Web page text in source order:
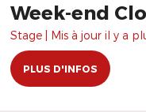
Week-end
Stage | Mis à jour il y a
PLUS D'INFOS